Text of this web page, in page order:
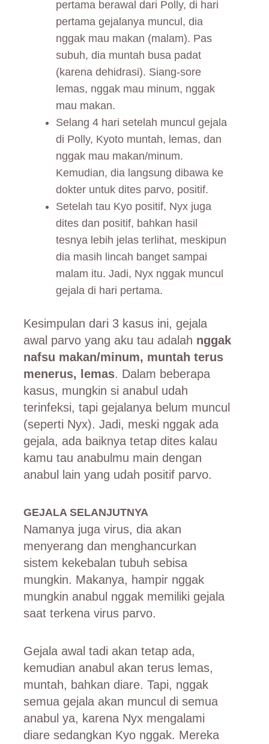
pertama berawal dari Polly, di hari
pertama gejalanya muncul, dia
nggak mau makan (malam). Pas
subuh, dia muntah busa padat
(karena dehidrasi). Siang-sore
lemas, nggak mau minum, nggak
mau makan.
Selang 4 hari setelah muncul gejala
di Polly, Kyoto muntah, lemas, dan
nggak mau makan/minum.
Kemudian, dia langsung dibawa ke
dokter untuk dites parvo, positif.
Setelah tau Kyo positif, Nyx juga
dites dan positif, bahkan hasil
tesnya lebih jelas terlihat, meskipun
dia masih lincah banget sampai
malam itu. Jadi, Nyx nggak muncul
gejala di hari pertama.
Kesimpulan dari 3 kasus ini, gejala
awal parvo yang aku tau adalah nggak
nafsu makan/minum, muntah terus
menerus, lemas. Dalam beberapa
kasus, mungkin si anabul udah
terinfeksi, tapi gejalanya belum muncul
(seperti Nyx). Jadi, meski nggak ada
gejala, ada baiknya tetap dites kalau
kamu tau anabulmu main dengan
anabul lain yang udah positif parvo.
GEJALA SELANJUTNYA
Namanya juga virus, dia akan
menyerang dan menghancurkan
sistem kekebalan tubuh sebisa
mungkin. Makanya, hampir nggak
mungkin anabul nggak memiliki gejala
saat terkena virus parvo.
Gejala awal tadi akan tetap ada,
kemudian anabul akan terus lemas,
muntah, bahkan diare. Tapi, nggak
semua gejala akan muncul di semua
anabul ya, karena Nyx mengalami
diare sedangkan Kyo nggak. Mereka